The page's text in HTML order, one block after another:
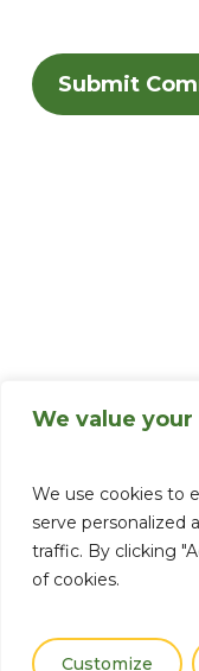
We value
We use cookies to
serve personalized
traffic. By clicking
of cookies.
Customize